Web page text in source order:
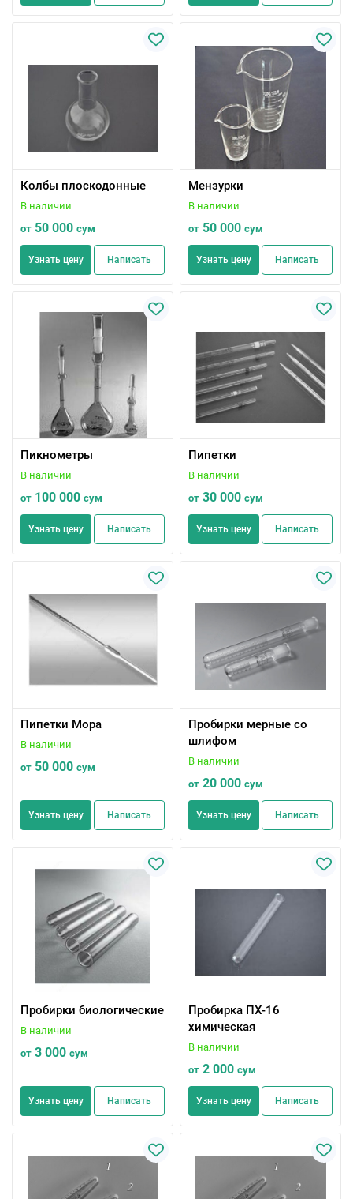
Колбы плоскодонные
В наличии
от 50 000 сум
Узнать цену Написать
Мензурки
В наличии
от 50 000 сум
Узнать цену Написать
Пикнометры
В наличии
от 100 000 сум
Узнать цену Написать
Пипетки
В наличии
от 30 000 сум
Узнать цену Написать
Пипетки Мора
В наличии
от 50 000 сум
Узнать цену Написать
Пробирки мерные со
шлифом
В наличии
от 20 000 сум
Узнать цену Написать
Пробирки биологические
В наличии
от 3 000 сум
Узнать цену Написать
Пробирка ПХ-16
химическая
В наличии
от 2 000 сум
Узнать цену Написать